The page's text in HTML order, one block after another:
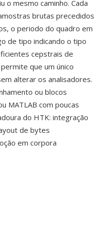
o mesmo caminho. Cada
brutas precedidos
o periodo do quadro em
de tipo indicando o tipo
cepstrais de
que um único
alterar os analisadores.
ou blocos
MATLAB com poucas
do HTK: integração
de bytes
em corpora